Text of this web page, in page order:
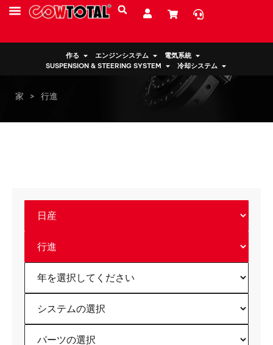
作る エンジンシステム
電気系統
SUSPENSION & STEERING SYSTEM
冷却システム
家 > 行進